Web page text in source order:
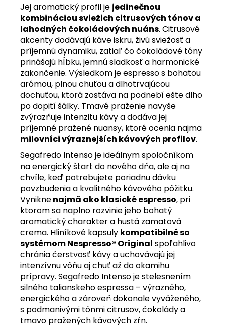
Jej aromatický profil je jedinečnou
kombináciou sviežich citrusových tónov a
lahodných čokoládových nuáns. Citrusové
akcenty dodávajú káve iskru, živú sviežosť a
príjemnú dynamiku, zatiaľ čo čokoládové tóny
prinášajú hĺbku, jemnú sladkosť a harmonické
zakončenie. Výsledkom je espresso s bohatou
arómou, plnou chuťou a dlhotrvajúcou
dochuťou, ktorá zostáva na podnebí ešte dlho
po dopití šálky. Tmavé praženie navyše
zvýrazňuje intenzitu kávy a dodáva jej
príjemné pražené nuansy, ktoré ocenia najmä
milovníci výraznejších kávových profilov.
Segafredo Intenso je ideálnym spoločníkom
na energický štart do nového dňa, ale aj na
chvíle, keď potrebujete poriadnu dávku
povzbudenia a kvalitného kávového pôžitku.
Vyniknenajmä ako klasické espresso, pri
ktorom sa naplno rozvinie jeho bohatý
aromatický charakter a hustá zamatová
crema. Hliníkové kapsuly kompatibilné so
systémom Nespresso® Original spoľahlivo
chránia čerstvosť kávy a uchovávajú jej
intenzívnu vôňu aj chuť až do okamihu
prípravy. Segafredo Intenso je stelesnením
silného talianskeho espressa – výrazného,
energického a zároveň dokonale vyváženého,
s podmanivými tónmi citrusov, čokolády a
tmavo pražených kávových zŕn.